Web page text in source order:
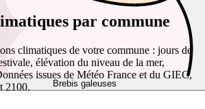
Brebis galeuses
par commune
climatiques de votre commune : jours de
élévation du niveau de la mer,
issues de Météo France et du GIEC,
2100.